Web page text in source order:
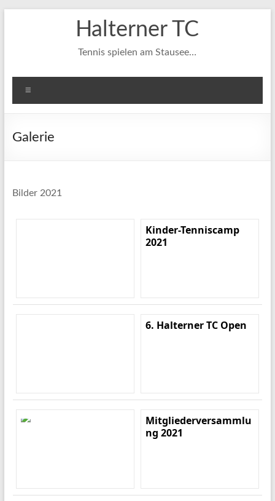
Halterner TC
Tennis spielen am Stausee…
Galerie
Bilder 2021
Kinder-Tenniscamp
2021
6. Halterner TC Open
Mitgliederversammlu
ng 2021